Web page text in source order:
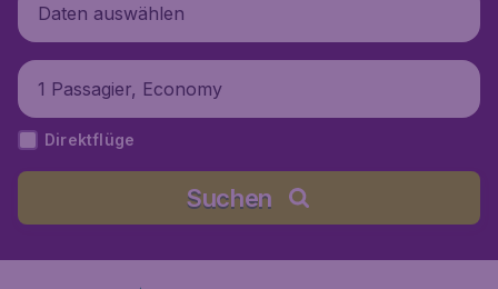
Daten auswählen
1 Passagier, Economy
Direktflüge
Suchen